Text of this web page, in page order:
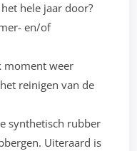
hele jaar door?
en/of
moment weer
reinigen van de
synthetisch rubber
Uiteraard is